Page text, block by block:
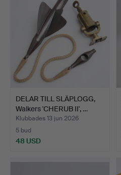
DELAR TILL SLÄPLOGG,
Walkers 'CHERUB II', …
Klubbades 13 jun 2026
5 bud
48 USD